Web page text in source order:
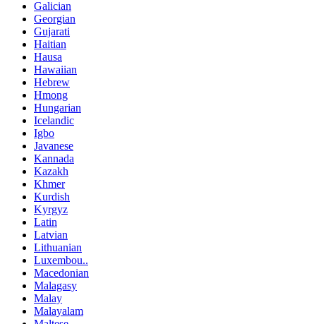
Galician
Georgian
Gujarati
Haitian
Hausa
Hawaiian
Hebrew
Hmong
Hungarian
Icelandic
Igbo
Javanese
Kannada
Kazakh
Khmer
Kurdish
Kyrgyz
Latin
Latvian
Lithuanian
Luxembou..
Macedonian
Malagasy
Malay
Malayalam